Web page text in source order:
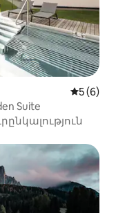
Միջին
5 (6)
Suite